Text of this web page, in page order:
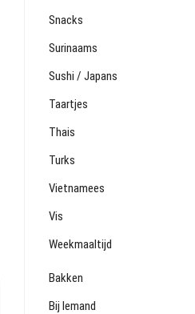
Snacks
Surinaams
Sushi / Japans
Taartjes
Thais
Turks
Vietnamees
Vis
Weekmaaltijd
Bakken
Bij Iemand